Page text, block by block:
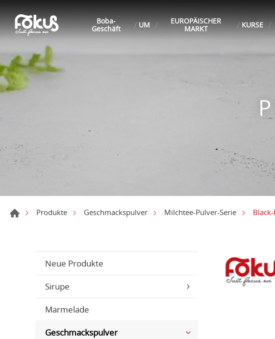
Boba-
Geschäft
UM
EUROPÄISCHER
MARKT
KURSE
Produkte Geschmackspulver Milchtee-Pulver-Serie
Neue Produkte
Sirupe
Marmelade
Geschmackspulver